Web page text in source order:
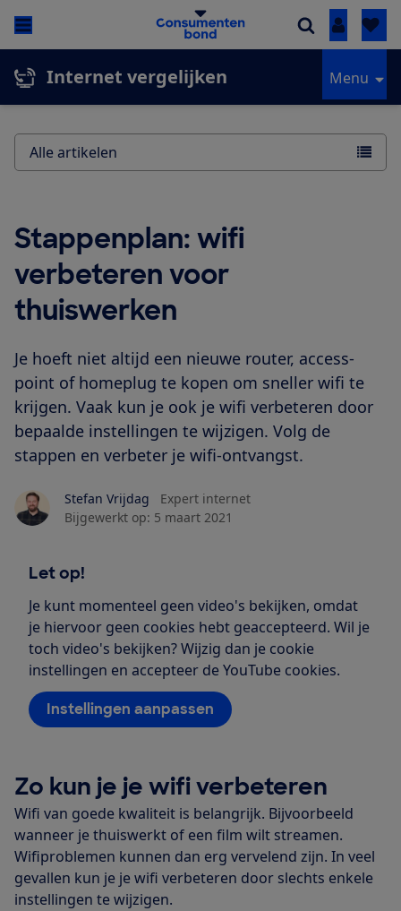
Inloggen
Internet vergelijken Menu
Stappenplan: wifi
verbeteren voor
thuiswerken
Je hoeft niet altijd een nieuwe router, access-
point of homeplug te kopen om sneller wifi te
krijgen. Vaak kun je ook je wifi verbeteren door
bepaalde instellingen te wijzigen. Volg de
stappen en verbeter je wifi-ontvangst.
Stefan Vrijdag
Expert internet
Bijgewerkt op: 5 maart 2021
Let op!
Je kunt momenteel geen video's bekijken, omdat
je hiervoor geen cookies hebt geaccepteerd. Wil je
toch video's bekijken? Wijzig dan je cookie
instellingen en accepteer de YouTube cookies.
Instellingen aanpassen
Zo kun je je wifi verbeteren
Wifi van goede kwaliteit is belangrijk. Bijvoorbeeld
wanneer je thuiswerkt of een film wilt streamen.
Wifiproblemen kunnen dan erg vervelend zijn. In veel
gevallen kun je je wifi verbeteren door slechts enkele
instellingen te wijzigen.
Alle artikelen